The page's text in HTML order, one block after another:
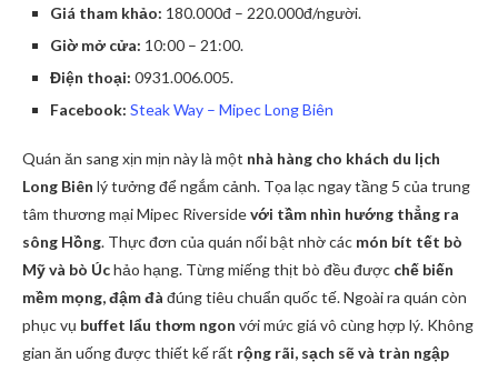
Giá tham khảo: 180.000đ – 220.000đ/người.
Giờ mở cửa: 10:00 – 21:00.
Điện thoại: 0931.006.005.
Facebook: Steak Way – Mipec Long Biên
Quán ăn sang xịn mịn này là một nhà hàng cho khách du lịch
Long Biên lý tưởng để ngắm cảnh. Tọa lạc ngay tầng 5 của trung
tâm thương mại Mipec Riversidevới tầm nhìn hướng thẳng ra
sông Hồng. Thực đơn của quán nổi bật nhờ các món bít tết bò
Mỹ và bò Úchảo hạng. Từng miếng thịt bò đều được chế biến
mềm mọng, đậm đà đúng tiêu chuẩn quốc tế. Ngoài ra quán còn
phục vụ buffet lẩu thơm ngon với mức giá vô cùng hợp lý. Không
gian ăn uống được thiết kế rất rộng rãi, sạch sẽ và tràn ngập